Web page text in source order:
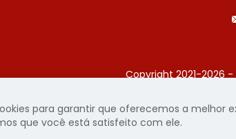
Copyright 2021-2026
Página
para garantir que oferecemos a melhor
que você está satisfeito com ele.